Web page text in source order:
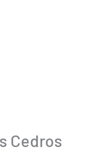
Cedros